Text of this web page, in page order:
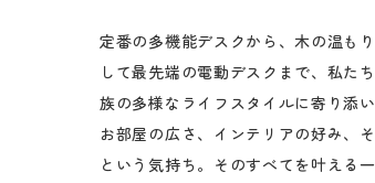
定番の多機能デスクから、木の温も
して最先端の電動デスクまで、私た
族の多様なライフスタイルに寄り添い
お部屋の広さ、インテリアの好み、
という気持ち。そのすべてを叶える